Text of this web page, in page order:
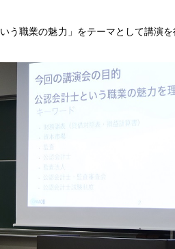
う職業の魅力」をテーマとして講演を